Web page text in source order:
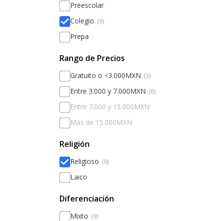
Preescolar
Colegio (9)
Prepa
Rango de Precios
Gratuito o <3.000MXN (3)
Entre 3.000 y 7.000MXN (6)
Entre 7.000 y 15.000MXN
Más de 15.000MXN
Religión
Religioso (9)
Laico
Diferenciación
Mixto (9)